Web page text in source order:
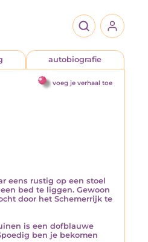
autobiografie
voeg je verhaal toe
eens rustig op een stoel
bed te liggen. Gewoon
door het Schemerrijk te
is een dofblauwe
ben je bekomen